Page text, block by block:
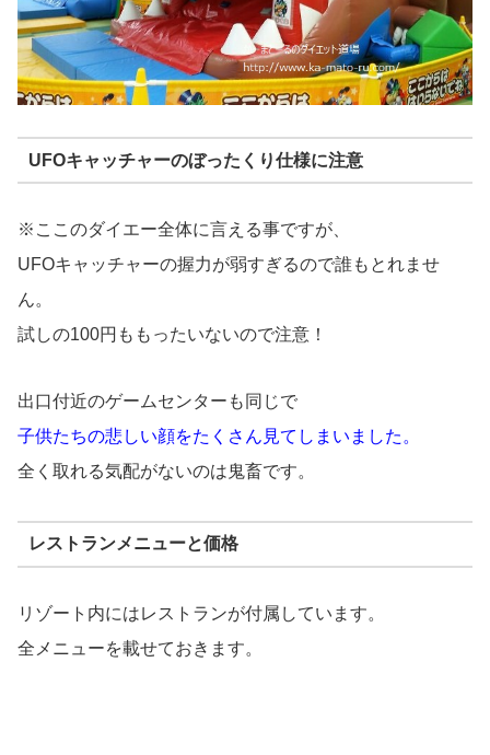
UFOキャッチャーのぼったくり仕様に注意
※ここのダイエー全体に言える事ですが、
UFOキャッチャーの握力が弱すぎるので誰もとれませ
ん。
試しの100円ももったいないので注意！
出口付近のゲームセンターも同じで
子供たちの悲しい顔をたくさん見てしまいました。
全く取れる気配がないのは鬼畜です。
レストランメニューと価格
リゾート内にはレストランが付属しています。
全メニューを載せておきます。